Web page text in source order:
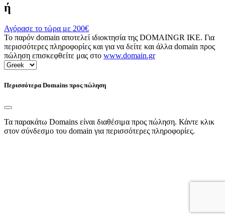
ή
Αγόρασε το τώρα με 200€
Το παρόν domain αποτελεί ιδιοκτησία της DOMAINGR ΙΚΕ. Για
περισσότερες πληροφορίες και για να δείτε και άλλα domain προς
πώληση επισκεφθείτε μας στο www.domain.gr
Περισσότερα Domains προς πώληση
Τα παρακάτω Domains είναι διαθέσιμα προς πώληση. Κάντε κλικ
στον σύνδεσμο του domain για περισσότερες πληροφορίες.